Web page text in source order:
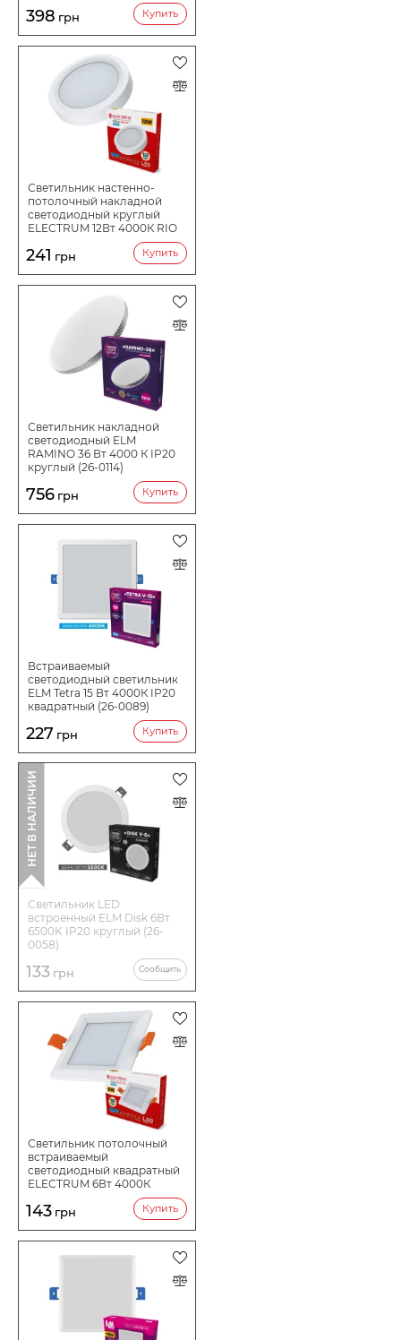
398 грн Купить
Светильник настенно-
потолочный накладной
светодиодный круглый
ELECTRUM 12Вт 4000К RIO
241 грн Купить
Светильник накладной
светодиодный ELM
RAMINO 36 Вт 4000 К IP20
круглый (26-0114)
756 грн Купить
Встраиваемый
светодиодный светильник
ELM Tetra 15 Вт 4000К IP20
квадратный (26-0089)
227 грн Купить
Светильник LED
встроенный ELM Disk 6Вт
6500K IP20 круглый (26-
0058)
133 грн Сообщить
НЕТ В НАЛИЧИИ
Светильник потолочный
встраиваемый
светодиодный квадратный
ELECTRUM 6Вт 4000К
QUADRO M B-LD-1959
143 грн Купить